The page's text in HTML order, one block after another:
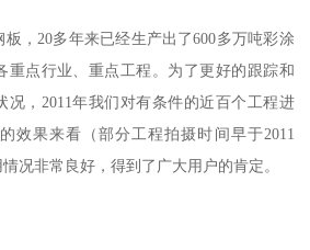
板，20多年来已经生产出了600多万吨彩涂
重点行业、重点工程。为了更好的跟踪和
况，2011年我们对有条件的近百个工程进
效果来看（部分工程拍摄时间早于2011
况非常良好，得到了广大用户的肯定。